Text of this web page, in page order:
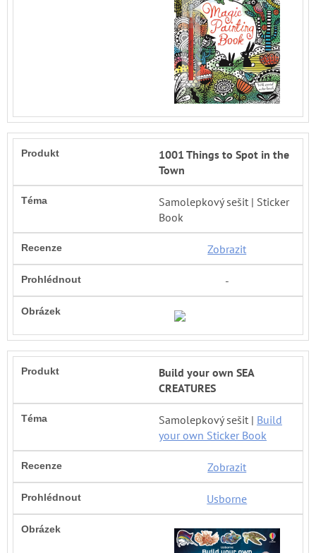
1001 Things to Spot in the
Town
Samolepkový sešit | Sticker
Book
Zobrazit
-
Build your own SEA
CREATURES
Samolepkový sešit | Build
your own Sticker Book
Zobrazit
Usborne